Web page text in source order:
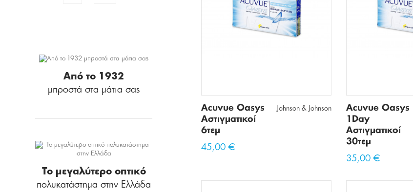
Από το 1932
μπροστά στα μάτια σας
Το μεγαλύτερο οπτικό
πολυκατάστημα στην Ελλάδα
Acuvue Oasys
Αστιγματικοί
6τεμ
Johnson & Johnson
45,00 €
Acuvue Oasys
1Day
Αστιγματικοί
30τεμ
35,00 €